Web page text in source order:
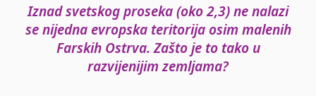
Iznad svetskog proseka (oko 2,3) ne nalazi
se nijedna evropska teritorija osim malenih
Farskih Ostrva. Zašto je to tako u
razvijenijim zemljama?